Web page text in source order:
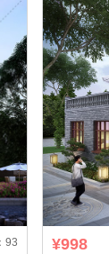
93 ¥998